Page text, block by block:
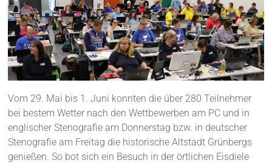
Vom 29. Mai bis 1. Juni konnten die über 280 Teilnehmer
bei bestem Wetter nach den Wettbewerben am PC und in
englischer Stenografie am Donnerstag bzw. in deutscher
Stenografie am Freitag die historische Altstadt Grünbergs
genießen. So bot sich ein Besuch in der örtlichen Eisdiele